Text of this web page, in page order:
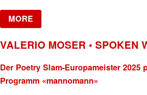
MORE
VALERIO MOSER • SPOKEN
Der Poetry Slam-Europameister 2025
Programm «mannomann»